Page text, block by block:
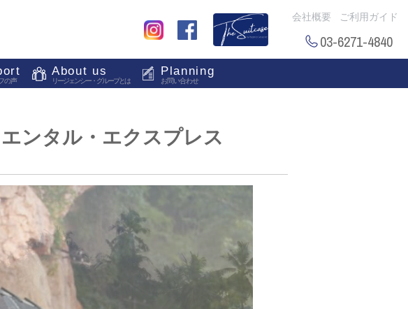
会社概要 ご利用ガイド
03-6271-4840
の声
About us
リージェンシー・グループとは
Planning
お問い合わせ
ンタル・エクスプレス